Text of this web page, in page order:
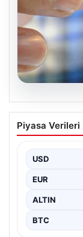
06.08.2026
Altın
fiyatları
fiyatları
Piyasa Verileri
USD
EUR
ALTIN
BTC